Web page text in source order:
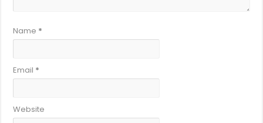
Name *
Email *
Website